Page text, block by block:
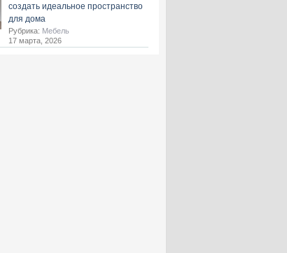
создать идеальное пространство
для дома
Рубрика: Мебель
17 марта, 2026